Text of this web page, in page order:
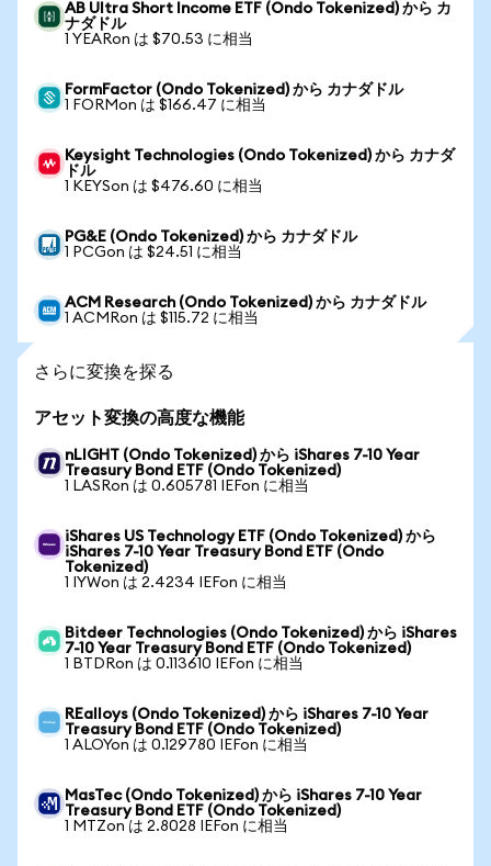
AB Ultra Short Income ETF (Ondo Tokenized) から カ
ナダドル
1 YEARon は $70.53 に相当
FormFactor (Ondo Tokenized) から カナダドル
1 FORMon は $166.47 に相当
Keysight Technologies (Ondo Tokenized) から カナダ
ドル
1 KEYSon は $476.60 に相当
PG&E (Ondo Tokenized) から カナダドル
1 PCGon は $24.51 に相当
ACM Research (Ondo Tokenized) から カナダドル
1 ACMRon は $115.72 に相当
さらに変換を探る
アセット変換の高度な機能
nLIGHT (Ondo Tokenized) から iShares 7-10 Year
Treasury Bond ETF (Ondo Tokenized)
1 LASRon は 0.605781 IEFon に相当
iShares US Technology ETF (Ondo Tokenized) から
iShares 7-10 Year Treasury Bond ETF (Ondo
Tokenized)
1 IYWon は 2.4234 IEFon に相当
Bitdeer Technologies (Ondo Tokenized) から iShares
7-10 Year Treasury Bond ETF (Ondo Tokenized)
1 BTDRon は 0.113610 IEFon に相当
REalloys (Ondo Tokenized) から iShares 7-10 Year
Treasury Bond ETF (Ondo Tokenized)
1 ALOYon は 0.129780 IEFon に相当
MasTec (Ondo Tokenized) から iShares 7-10 Year
Treasury Bond ETF (Ondo Tokenized)
1 MTZon は 2.8028 IEFon に相当